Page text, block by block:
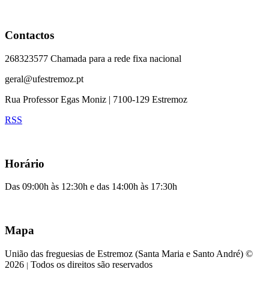
Contactos
268323577 Chamada para a rede fixa nacional
geral@ufestremoz.pt
Rua Professor Egas Moniz | 7100-129 Estremoz
RSS
Horário
Das 09:00h às 12:30h e das 14:00h às 17:30h
Mapa
União das freguesias de Estremoz (Santa Maria e Santo André) ©
2026 | Todos os direitos são reservados